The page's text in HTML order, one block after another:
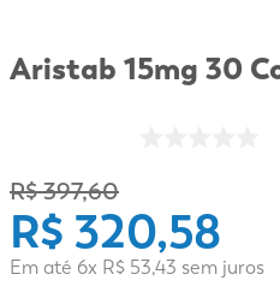
Aristab 15mg 30
R$397,60
R$ 320,58
Em até 6x R$ 53,43 sem juros